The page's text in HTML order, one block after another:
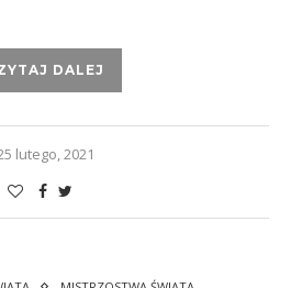
DALEJ
lutego, 2021